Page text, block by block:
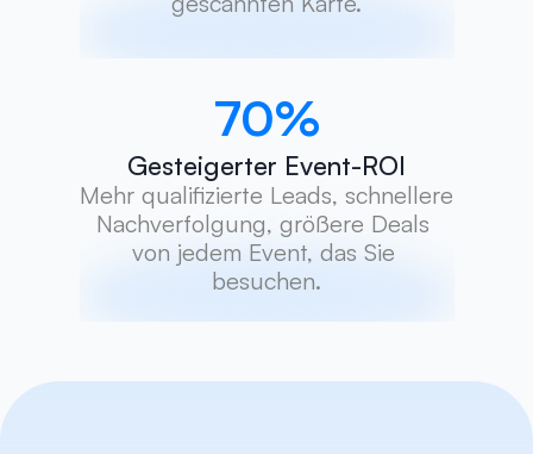
70%
Gesteigerter Event-ROI
Mehr qualifizierte Leads, schnellere
Nachverfolgung, größere Deals
von jedem Event, das Sie
besuchen.